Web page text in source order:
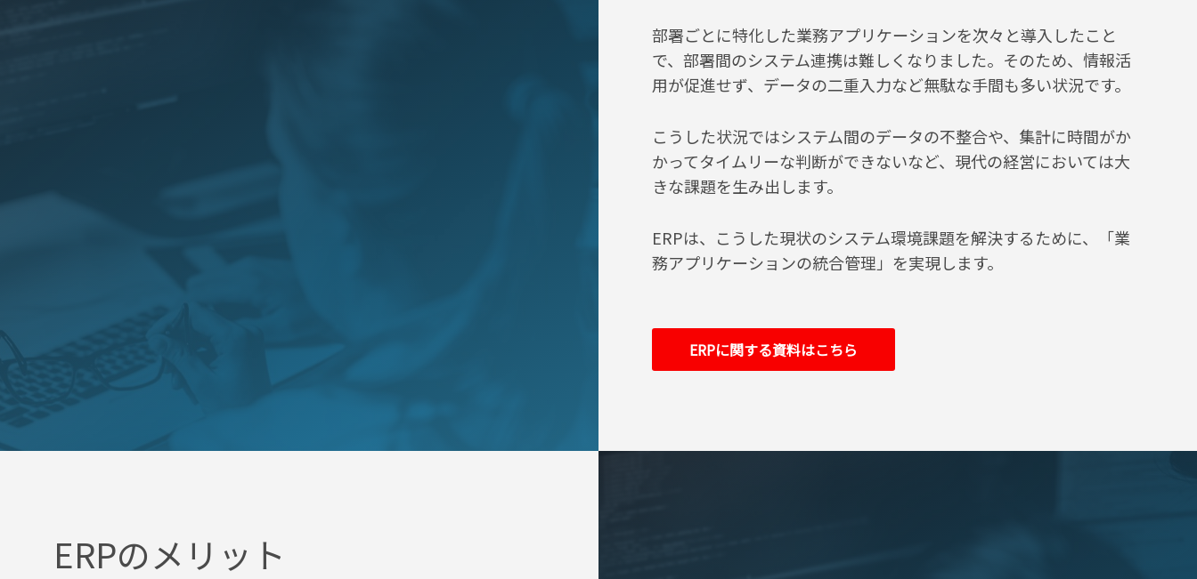
部署ごとに特化した業務アプリケーションを次々と導入したこと
で、部署間のシステム連携は難しくなりました。そのため、情報活
用が促進せず、データの二重入力など無駄な手間も多い状況です。
こうした状況ではシステム間のデータの不整合や、集計に時間がか
かってタイムリーな判断ができないなど、現代の経営においては大
きな課題を生み出します。
ERPは、こうした現状のシステム環境課題を解決するために、「業
務アプリケーションの統合管理」を実現します。
ERPに関する資料はこちら
ERPのメリット